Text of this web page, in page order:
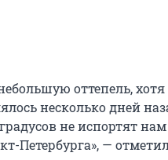
оттепель, хотя
несколько дней
не испортят нам
Петербурга», —